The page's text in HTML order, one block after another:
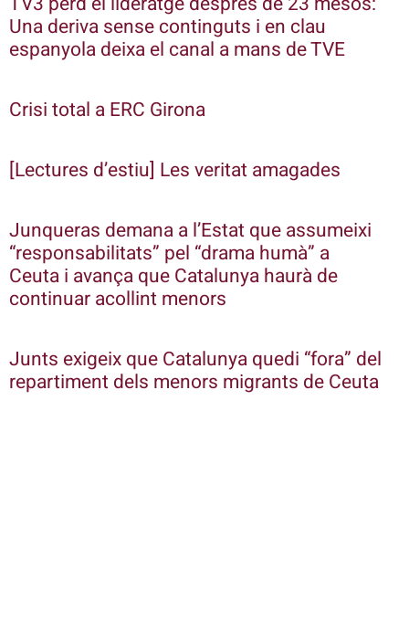
Una deriva sense continguts i en clau
espanyola deixa el canal a mans de TVE
Crisi total a ERC Girona
[Lectures d’estiu] Les veritat amagades
Junqueras demana a l’Estat que assumeixi
“responsabilitats” pel “drama humà” a
Ceuta i avança que Catalunya haurà de
continuar acollint menors
Junts exigeix que Catalunya quedi “fora” del
repartiment dels menors migrants de Ceuta